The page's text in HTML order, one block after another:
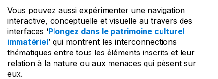
Vous pouvez aussi expérimenter une navigation
interactive, conceptuelle et visuelle au travers des
interfaces ‘Plongez dans le patrimoine culturel
immatériel’ qui montrent les interconnections
thématiques entre tous les éléments inscrits et leur
relation à la nature ou aux menaces qui pèsent sur
eux.